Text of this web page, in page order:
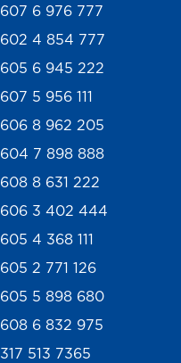
607 6 976 777
602 4 854 777
605 6 945 222
607 5 956 111
606 8 962 205
604 7 898 888
608 8 631 222
606 3 402 444
605 4 368 111
605 2 771 126
605 5 898 680
608 6 832 975
317 513 7365